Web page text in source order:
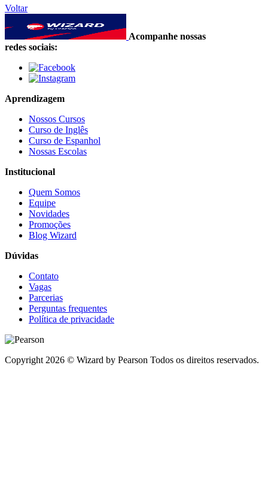
Voltar
Acompanhe nossas
redes sociais:
Aprendizagem
Nossos Cursos
Curso de Inglês
Curso de Espanhol
Nossas Escolas
Institucional
Quem Somos
Equipe
Novidades
Promoções
Blog Wizard
Dúvidas
Contato
Vagas
Parcerias
Perguntas frequentes
Política de privacidade
Copyright 2026 © Wizard by Pearson Todos os direitos reservados.